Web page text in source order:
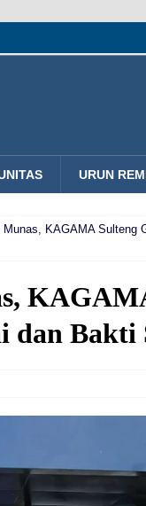
URUN
KAGAMA Sulteng
dan Bakti